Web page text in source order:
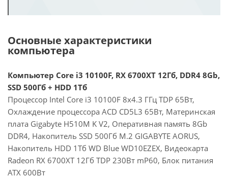
Основные характеристики
компьютера
Компьютер Core i3 10100F, RX 6700XT 12Гб, DDR4 8Gb,
SSD 500Гб + HDD 1Тб
Процессор Intel Core i3 10100F 8x4.3 ГГц TDP 65Вт,
Охлаждение процессора ACD CD5L3 65Вт, Материнская
плата Gigabyte H510M K V2, Оперативная память 8Gb
DDR4, Накопитель SSD 500Гб M.2 GIGABYTE AORUS,
Накопитель HDD 1Тб WD Blue WD10EZEX, Видеокарта
Radeon RX 6700XT 12Гб TDP 230Вт mP60, Блок питания
ATX 600Вт